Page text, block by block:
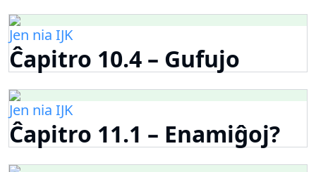
Jen nia IJK
Ĉapitro 10.4 – Gufujo
Jen nia IJK
Ĉapitro 11.1 – Enamiĝoj?